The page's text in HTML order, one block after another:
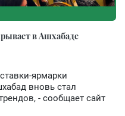
в Ашхабаде
ярмарки
вновь стал
- сообщает сайт